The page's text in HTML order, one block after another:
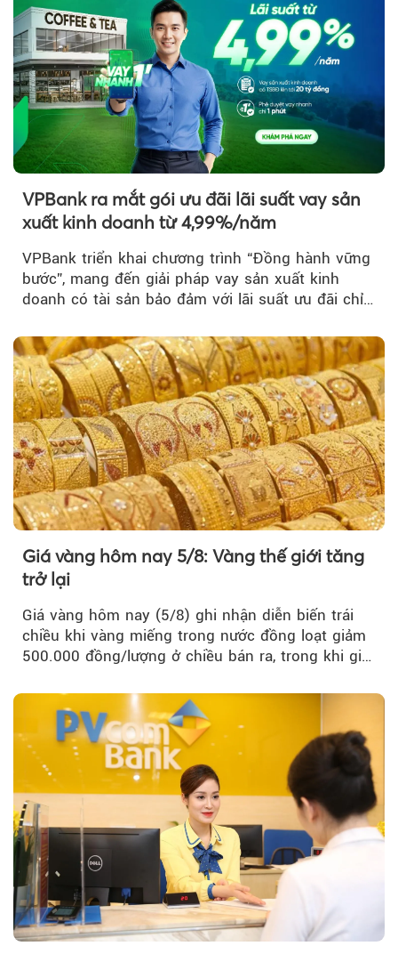
VPBank ra mắt gói ưu đãi lãi suất vay sản
xuất kinh doanh từ 4,99%/năm
VPBank triển khai chương trình “Đồng hành vững
bước”, mang đến giải pháp vay sản xuất kinh
doanh có tài sản bảo đảm với lãi suất ưu đãi chỉ
Giá vàng hôm nay 5/8: Vàng thế giới tăng
trở lại
Giá vàng hôm nay (5/8) ghi nhận diễn biến trái
chiều khi vàng miếng trong nước đồng loạt giảm
500.000 đồng/lượng ở chiều bán ra, trong khi giá
thương hiệu.